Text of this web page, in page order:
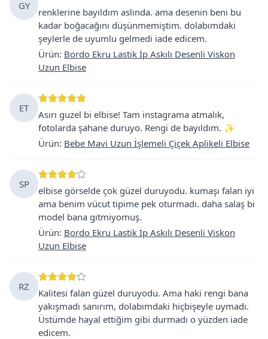
GY
renklerine bayıldım aslında. ama desenin beni bu
kadar boğacağını düşünmemiştim. dolabımdaki
şeylerle de uyumlu gelmedi iade edicem.
Ürün: Bordo Ekru Lastik İp Askılı Desenli Viskon
Uzun Elbise
ET
Asırı guzel bi elbise! Tam instagrama atmalık,
fotolarda şahane duruyo. Rengi de bayıldım. ✨
Ürün: Bebe Mavi Uzun İşlemeli Çiçek Aplikeli Elbise
SP
elbise görselde çok güzel duruyodu. kumaşı falan iyi
ama benim vücut tipime pek oturmadı. daha salaş bi
model bana gitmiyomuş.
Ürün: Bordo Ekru Lastik İp Askılı Desenli Viskon
Uzun Elbise
RZ
Kalitesi falan güzel duruyodu. Ama haki rengi bana
yakışmadı sanırım, dolabımdaki hiçbişeyle uymadı.
Üstümde hayal ettiğim gibi durmadı o yüzden iade
edicem.